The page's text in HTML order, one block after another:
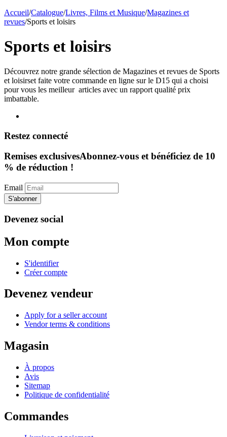
Accueil/Catalogue/Livres, Films et Musique/Magazines et
revues/Sports et loisirs
Sports et loisirs
Découvrez notre grande sélection de Magazines et revues de Sports
et loisirset faite votre commande en ligne sur le D15 qui a choisi
pour vous les meilleur articles avec un rapport qualité prix
imbattable.
Restez connecté
Remises exclusivesAbonnez-vous et bénéficiez de 10
% de réduction !
Email
S'abonner
Devenez social
Mon compte
S'identifier
Créer compte
Devenez vendeur
Apply for a seller account
Vendor terms & conditions
Magasin
À propos
Avis
Sitemap
Politique de confidentialité
Commandes